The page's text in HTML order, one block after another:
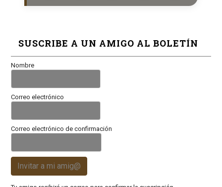
SUSCRIBE A UN AMIGO AL BOLETÍN
Nombre
Correo electrónico
Correo electrónico de confirmación
Invitar a mi amig@